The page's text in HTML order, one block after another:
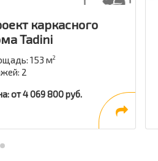
каркасного
Tadini
153 м2
2
от 4 069 800 руб.